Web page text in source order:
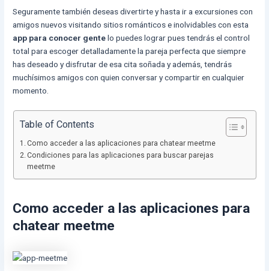
Seguramente también deseas divertirte y hasta ir a excursiones con
amigos nuevos visitando sitios románticos e inolvidables con esta
app para conocer gentelo puedes lograr pues tendrás el control
total para escoger detalladamente la pareja perfecta que siempre
has deseado y disfrutar de esa cita soñada y además, tendrás
muchísimos amigos con quien conversar y compartir en cualquier
momento.
Table of Contents
Como acceder a las aplicaciones para chatear meetme
Condiciones para las aplicaciones para buscar parejas
meetme
Como acceder a las aplicaciones para
chatear meetme